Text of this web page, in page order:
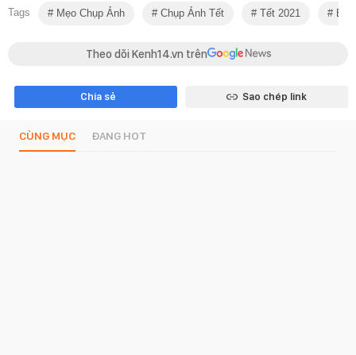
Tags Mẹo Chụp Ảnh Chụp Ảnh Tết Tết 2021 Bố
Theo dõi Kenh14.vn trên
Chia sẻ Sao chép link
CÙNG MỤC ĐANG HOT